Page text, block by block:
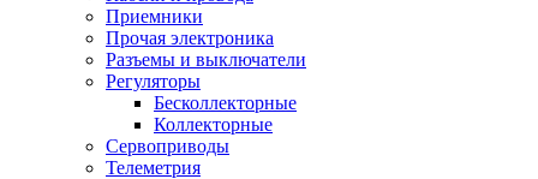
Приемники
Прочая электроника
Разъемы и выключатели
Регуляторы
Бесколлекторные
Коллекторные
Сервоприводы
Телеметрия